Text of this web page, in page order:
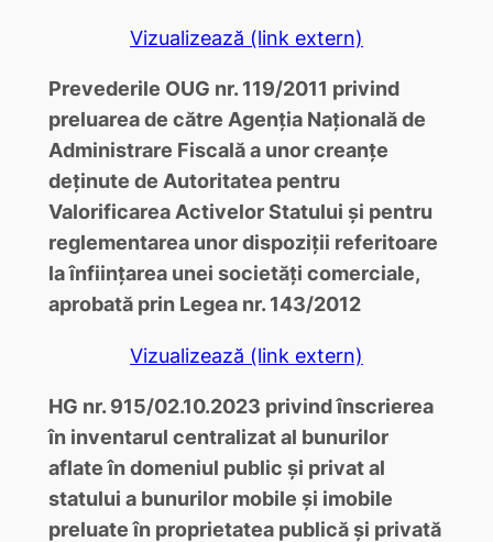
Vizualizează (link extern)
Prevederile OUG nr. 119/2011 privind
preluarea de către Agenția Națională de
Administrare Fiscală a unor creanțe
deținute de Autoritatea pentru
Valorificarea Activelor Statului și pentru
reglementarea unor dispoziții referitoare
la înființarea unei societăți comerciale,
aprobată prin Legea nr. 143/2012
Vizualizează (link extern)
HG nr. 915/02.10.2023 privind înscrierea
în inventarul centralizat al bunurilor
aflate în domeniul public și privat al
statului a bunurilor mobile și imobile
preluate în proprietatea publică și privată